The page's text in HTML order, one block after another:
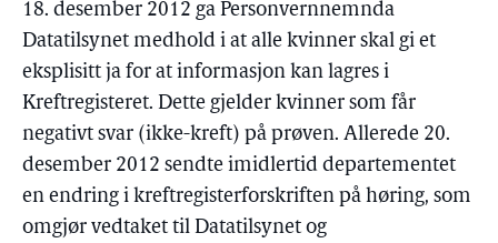
18. desember 2012 ga Personvernnemnda
Datatilsynet medhold i at alle kvinner skal gi et
eksplisitt ja for at informasjon kan lagres i
Kreftregisteret. Dette gjelder kvinner som får
negativt svar (ikke-kreft) på prøven. Allerede 20.
desember 2012 sendte imidlertid departementet
en endring i kreftregisterforskriften på høring, som
omgjør vedtaket til Datatilsynet og